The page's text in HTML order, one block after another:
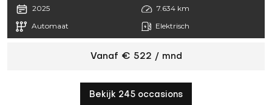
2025
7.634 km
Automaat
Elektrisch
Vanaf € 522 / mnd
Bekijk 245 occasions